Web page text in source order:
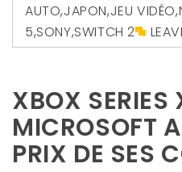
AUTO,JAPON,JEU VIDÉO,
5,SONY,SWITCH 2
XBOX SERIES
MICROSOFT
PRIX DE SES